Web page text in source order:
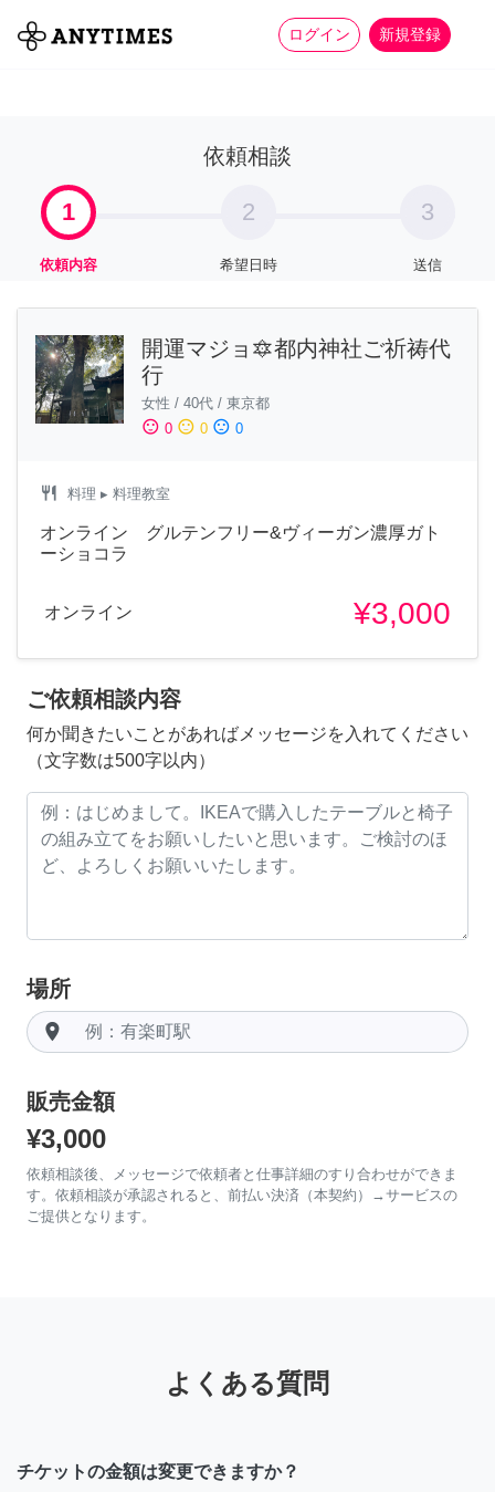
ログイン 新規登録
全て 家事 more_horiz
依頼相談
1
依頼内容
2
希望日時
3
送信
開運マジョ🔯都内神社ご祈祷代
行
女性 / 40代 / 東京都
sentiment_satisfied 0 sentiment_neutral 0 sentiment_dissatisfied 0
restaurant 料理 ▸ 料理教室
オンライン グルテンフリー&ヴィーガン濃厚ガト
ーショコラ
オンライン ¥3,000
ご依頼相談内容
何か聞きたいことがあればメッセージを入れてください
（文字数は500字以内）
場所
room
販売金額
¥3,000
依頼相談後、メッセージで依頼者と仕事詳細のすり合わせができま
す。依頼相談が承認されると、前払い決済（本契約）→サービスの
ご提供となります。
よくある質問
チケットの金額は変更できますか？